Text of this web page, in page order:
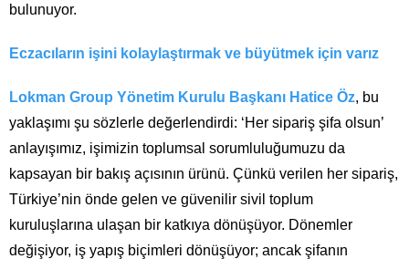
bulunuyor.
Eczacıların işini kolaylaştırmak ve büyütmek için varız
Lokman Group Yönetim Kurulu Başkanı Hatice Öz, bu
yaklaşımı şu sözlerle değerlendirdi: ‘Her sipariş şifa olsun’
anlayışımız, işimizin toplumsal sorumluluğumuzu da
kapsayan bir bakış açısının ürünü. Çünkü verilen her sipariş,
Türkiye’nin önde gelen ve güvenilir sivil toplum
kuruluşlarına ulaşan bir katkıya dönüşüyor. Dönemler
değişiyor, iş yapış biçimleri dönüşüyor; ancak şifanın